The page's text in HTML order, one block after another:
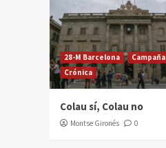
28-M Barcelona
Campaña
Crónica
Colau sí, Colau no
Montse Gironés 0